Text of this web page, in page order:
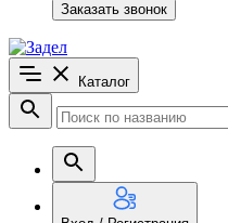
Заказать звонок
Каталог